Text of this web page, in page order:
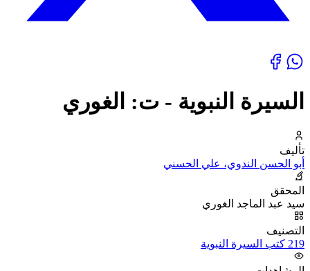
السيرة النبوية - ت: الغوري
تأليف
أبو الحسن الندوي، علي الحسني
المحقق
سيد عبد الماجد الغوري
التصنيف
219 كتب السيرة النبوية